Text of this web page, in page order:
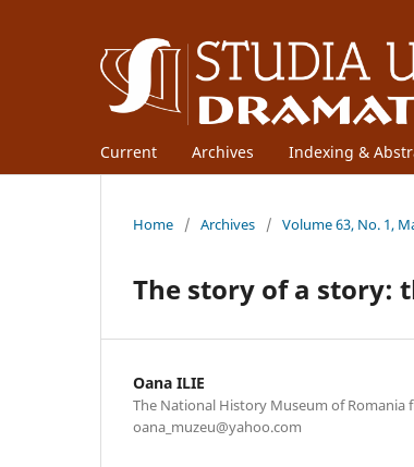
Current Archives Indexing &
Home / Archives / Volume 63, No. 1,
The story of a story:
Oana ILIE
The National History Museum of Romania
oana_muzeu@yahoo.com